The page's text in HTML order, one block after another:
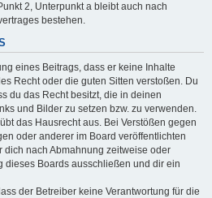
2, Unterpunkt a bleibt auch nach
bestehen.
eines Beitrags, dass er keine Inhalte
Recht oder die guten Sitten verstoßen. Du
du das Recht besitzt, die in deinen
und Bilder zu setzen bzw. zu verwenden.
das Hausrecht aus. Bei Verstößen gegen
oder anderer im Board veröffentlichten
dich nach Abmahnung zeitweise oder
dieses Boards ausschließen und dir ein
der Betreiber keine Verantwortung für die